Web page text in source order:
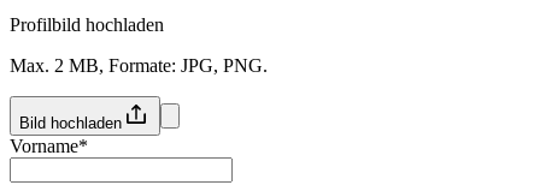
Profilbild hochladen
Max. 2 MB, Formate: JPG, PNG.
Bild hochladen
Vorname*